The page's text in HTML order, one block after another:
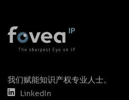
我们赋能知识产权专业人士。
LinkedIn